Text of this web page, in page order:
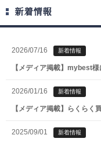
新着情報
2026/07/16 新着情報
【メディア掲載】mybest
2026/01/16 新着情報
【メディア掲載】らくらく
2025/09/01 新着情報